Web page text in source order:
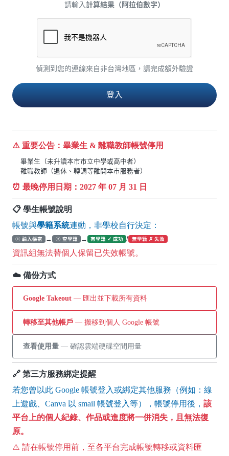
請輸入計算結果（阿拉伯數字）
偵測到您的連線來自非台灣地區，請完成額外驗證
⚠️ 重要公告：畢業生 & 離職教師帳號停用
畢業生（未升讀本市市立中學或高中者）
離職教師（退休、轉調等離開本市服務者）
⏰ 最晚停用日期： 2027 年 07 月 31 日
📋 學生帳號說明
帳號與學籍系統連動，非學校自行決定：
① 輸入帳密 → ② 查學籍 → 有學籍 ✓ 成功 / 無學籍 ✗ 失敗
資訊組無法替個人保留已失效帳號。
☁️ 備份方式
Google Takeout — 匯出並下載所有資料
轉移至其他帳戶 — 搬移到個人 Google 帳號
查看使用量 — 確認雲端硬碟空間用量
🔗 第三方服務綁定提醒
若您曾以此 Google 帳號登入或綁定其他服務（例如：線
上遊戲、Canva 以 smail 帳號登入等），帳號停用後， 該
平台上的個人紀錄、作品或進度將一併消失，且無法復
原。
⚠️ 請在帳號停用前，至各平台完成帳號轉移或資料匯